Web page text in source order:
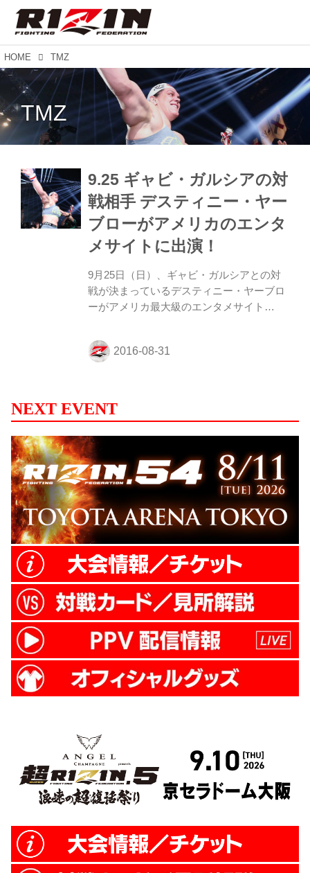
HOME TMZ
TMZ
9.25 ギャビ・ガルシアの対
戦相手 デスティニー・ヤー
ブローがアメリカのエンタ
メサイトに出演！
9月25日（日）、ギャビ・ガルシアとの対
戦が決まっているデスティニー・ヤーブロ
ーがアメリカ最大級のエンタメサイト
から→ ［サイトビデオ部分翻訳］ Q：柔術
王者であり、身体も大きくて強くて見た目
か？ デスティニー：全然怖くはないわ。じ
つは興奮しすぎて感情が抑えられないの。
私はとにかくチャレンジが好きで、試合が
決まってからは対戦が待ち遠しくて眠れな
い日が続いてる。ギャビは身体もだけど格
闘技界での立ち位置も上だから、私にとっ
てとてつもなく大きなチャレンジね。で
も、私は世界を震...
NEXT EVENT